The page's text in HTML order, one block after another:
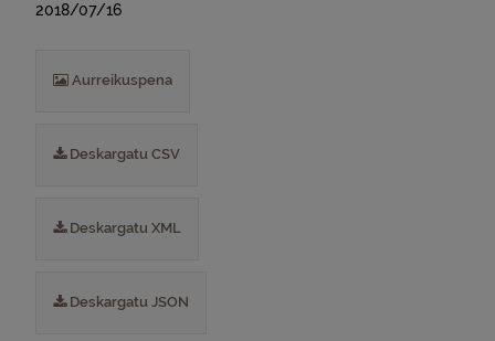
2018/07/16
Aurreikuspena
Deskargatu CSV
Deskargatu XML
Deskargatu JSON